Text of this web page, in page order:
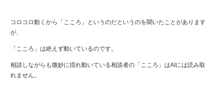
コロコロ動くから「こころ」というのだというのを聞いたことがあります
が、
「こころ」は絶えず動いているのです。
相談しながらも微妙に揺れ動いている相談者の「こころ」はAIには読み取
れません。